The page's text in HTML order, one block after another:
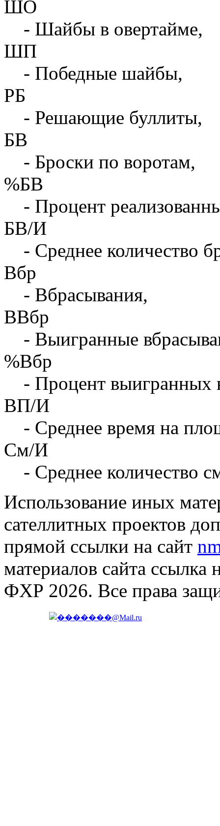
ШО
- Шайбы в овертайме,
ШП
- Победные шайбы,
РБ
- Решающие буллиты,
БВ
- Броски по воротам,
%БВ
- Процент
БВ/И
- Среднее количество
Вбр
- Вбрасывания,
ВВбр
- Выигранные
%Вбр
- Процент выигранных
ВП/И
- Среднее время на
См/И
- Среднее количество
Использование иных
сателлитных проектов
прямой ссылки на сайт
материалов сайта ссылка
ФХР 2026. Все права